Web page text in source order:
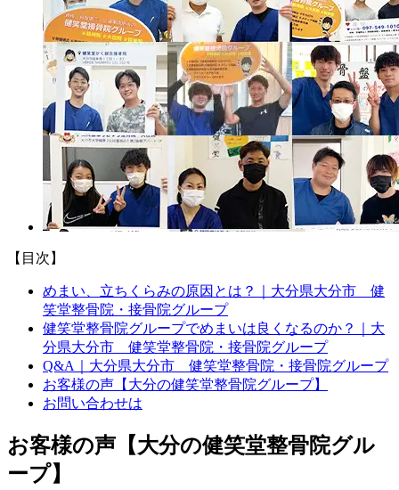
【目次】
めまい、立ちくらみの原因とは？｜大分県大分市 健
笑堂整骨院・接骨院グループ
健笑堂整骨院グループでめまいは良くなるのか？｜大
分県大分市 健笑堂整骨院・接骨院グループ
Q&A｜大分県大分市 健笑堂整骨院・接骨院グループ
お客様の声【大分の健笑堂整骨院グループ】
お問い合わせは
お客様の声【大分の健笑堂整骨院グル
ープ】